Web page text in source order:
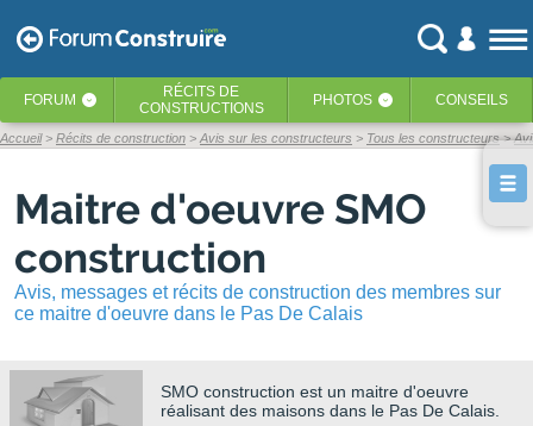
FORUM ‹ RÉCITS DE
CONSTRUCTIONS
PHOTOS ‹ CONSEILS
Accueil Récits de construction Avis sur les constructeurs Tous les constructeurs
Maitre d'oeuvre SMO
construction
Avis, messages et récits de construction des membres sur
ce maitre d'oeuvre dans le Pas De Calais
SMO construction est un maitre d'oeuvre
réalisant des maisons dans le Pas De Calais.